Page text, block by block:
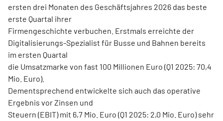
ersten drei Monaten des Geschäftsjahres 2026 das beste
erste Quartal ihrer
Firmengeschichte verbuchen. Erstmals erreichte der
Digitalisierungs-Spezialist für Busse und Bahnen bereits
im ersten Quartal
die Umsatzmarke von fast 100 Millionen Euro (Q1 2025: 70,4
Mio. Euro).
Dementsprechend entwickelte sich auch das operative
Ergebnis vor Zinsen und
Steuern (EBIT) mit 6,7 Mio. Euro (Q1 2025: 2,0 Mio. Euro) sehr